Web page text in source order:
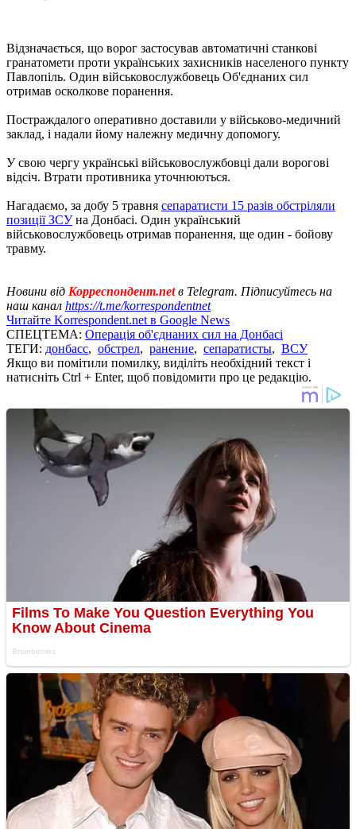
Відзначається, що ворог застосував автоматичні станкові
гранатомети проти українських захисників населеного пункту
Павлопіль. Один військовослужбовець Об'єднаних сил
отримав осколкове поранення.
Постраждалого оперативно доставили у військово-медичний
заклад, і надали йому належну медичну допомогу.
У свою чергу українські військовослужбовці дали ворогові
відсіч. Втрати противника уточнюються.
Нагадаємо, за добу 5 травня сепаратисти 15 разів обстріляли
позиції ЗСУна Донбасі. Один український
військовослужбовець отримав поранення, ще один - бойову
травму.
Новини від Корреспондент.netв Telegram. Підписуйтесь на
наш канал https://t.me/korrespondentnet
Читайте Korrespondent.net в Google News
СПЕЦТЕМА: Операція об'єднаних сил на Донбасі
ТЕГИ: донбасс, обстрел, ранение, сепаратисты, ВСУ
Якщо ви помітили помилку, виділіть необхідний текст і
натисніть Ctrl + Enter, щоб повідомити про це редакцію.